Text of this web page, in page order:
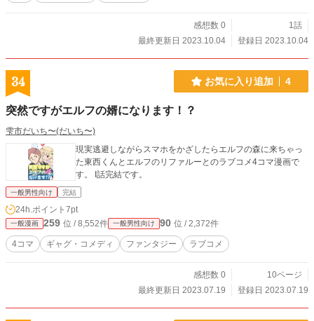
感想数 0
1話
最終更新日 2023.10.04
登録日 2023.10.04
34 お気に入り追加 4
突然ですがエルフの婿になります！？
雫市だいち〜(だいち〜)
現実逃避しながらスマホをかざしたらエルフの森に来ちゃっ
た東西くんとエルフのリファルーとのラブコメ4コマ漫画で
す。 I話完結です。
一般男性向け 完結
24h.ポイント 7pt
一般漫画 259 位 / 8,552件 一般男性向け 90 位 / 2,372件
4コマ ギャグ・コメディ ファンタジー ラブコメ
感想数 0
10ページ
最終更新日 2023.07.19
登録日 2023.07.19